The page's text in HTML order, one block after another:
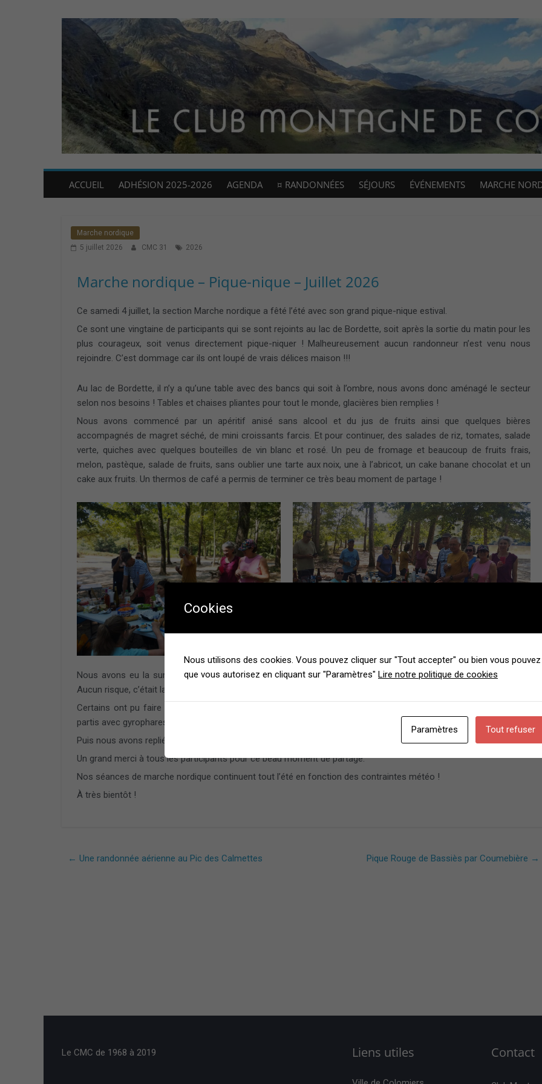
ACCUEIL ADHÉSION 2025-2026 AGENDA ¤ RANDONNÉES SÉJOURS ÉVÉNEMENTS MARCHE
Marche nordique
5 juillet 2026
CMC 31 2026
Marche nordique – Pique-nique – Juillet 2026
Ce samedi 4 juillet, la section Marche nordique a fêté l’été avec son grand pique-nique estival.
Ce sont une vingtaine de participants qui se sont rejoints au lac de Bordette, soit après la sortie du matin pour les
plus courageux, soit venus directement pique-niquer ! Malheureusement aucun randonneur n’est venu nous
rejoindre. C’est dommage car ils ont loupé de vrais délices maison !!!
Au lac de Bordette, il n’y a qu’une table avec des bancs qui soit à l’ombre, nous avons donc aménagé le secteur
selon nos besoins ! Tables et chaises pliantes pour tout le monde, glacières bien remplies !
Nous avons commencé par un apéritif anisé sans alcool et du jus de fruits ainsi que quelques bières
accompagnés de magret séché, de mini croissants farcis. Et pour continuer, des salades de riz, tomates, salade
verte, quiches avec quelques bouteilles de vin blanc et rosé. Un peu de fromage et beaucoup de fruits frais,
melon, pastèque, salade de fruits, sans oublier une tarte aux noix, une à l’abricot, un cake banane chocolat et un
cake aux fruits. Un thermos de café a permis de terminer ce très beau moment de partage !
Nous avons eu la surprise de voir arriver une voiture de l’ONF ainsi que de nombreux véhicules des pompiers.
Aucun risque, c’était la nouvelle caserne de pompiers de Pibrac qui venait faire un entraînement.
Certains ont pu faire des photos avec eux pour le plus grand plaisir des petits-enfants de Geneviève ! Ils sont
partis avec gyrophares allumés et pim pom pour nous saluer, tout en soulevant beaucoup de poussière !!!
Puis nous avons replié toute notre installation.
Un grand merci à tous les participants pour ce beau moment de partage.
Nos séances de marche nordique continuent tout l’été en fonction des contraintes météo !
À très bientôt !
← Une randonnée aérienne au Pic des Calmettes ​ Pique Rouge de Bassiès par Coumebière →
Le CMC de 1968 à 2019 Liens utiles Contact
Cookies
Nous utilisons des cookies. Vous pouvez cliquer sur "Tout accepter" ou bien vous
que vous autorisez en cliquant sur "Paramètres" Lire notre politique de cookies
Paramètres Tout refuser